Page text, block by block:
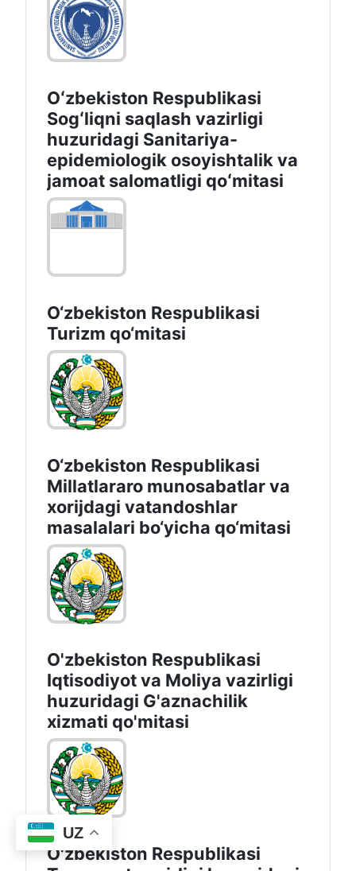
UZ
Oʻzbekiston Respublikasi
Sogʻliqni saqlash vazirligi
huzuridagi Sanitariya-
epidemiologik osoyishtalik va
jamoat salomatligi qoʻmitasi
O‘zbekiston Respublikasi
Turizm qo‘mitasi
O‘zbekiston Respublikasi
Millatlararo munosabatlar va
xorijdagi vatandoshlar
masalalari bo‘yicha qo‘mitasi
O'zbekiston Respublikasi
Iqtisodiyot vа Moliya vazirligi
huzuridagi G'aznachilik
xizmati qo'mitasi
O'zbekiston Respublikasi